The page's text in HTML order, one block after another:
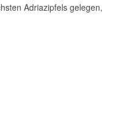
Adriazipfels gelegen,